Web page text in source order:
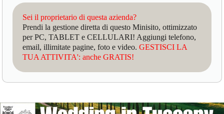
Sei il proprietario di questa azienda?
Prendi la gestione diretta di questo Minisito, ottimizzato
per PC, TABLET e CELLULARI! Aggiungi telefono,
email, illimitate pagine, foto e video.GESTISCI LA
TUA ATTIVITA': anche GRATIS!